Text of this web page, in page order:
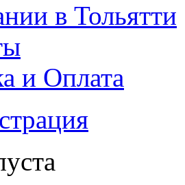
в Тольятти
и Оплата